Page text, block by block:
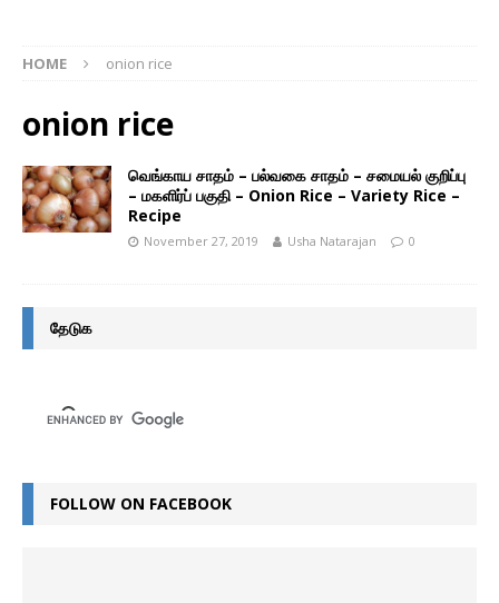
HOME onion rice
onion rice
வெங்காய சாதம் – பல்வகை சாதம் – சமையல் குறிப்பு
– மகளிர்ப் பகுதி – Onion Rice – Variety Rice –
Recipe
November 27, 2019 Usha Natarajan 0
தேடுக
FOLLOW ON FACEBOOK